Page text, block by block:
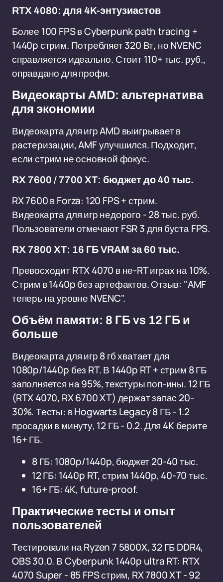
RTX 4080: для 4K-энтузиастов
Более 100 FPS в Cyberpunk path tracing +
1440p стрим. Потребляет 320 Вт, но NVENC
справляется идеально. Стоит 110+ тыс. руб.,
оправдано для профи.
Видеокарты AMD: альтернатива
для экономии
Видеокарта для игр AMD выигрывает в
растеризации, AMF улучшился. Подходит,
если стрим не основной фокус.
RX 7600 / 7700 XT: бюджет до 40 тыс.
RX 7600 в Forza: 120 FPS + стрим.
Видеокарта для игр недорого - 28 тыс. руб.
Пользователи отмечают FSR 3 для буста FPS.
RX 7800 XT: 16 ГБ VRAM за 60 тыс.
Превосходит RTX 4070 в не-RT играх на 10%.
Стрим в 1440p без артефактов. Отзыв: "AMF
теперь на уровне NVENC".
Объём памяти: 8 ГБ vs 12 ГБ и
больше
Видеокарта для игр 8 гб хватает для
1080p/1440p без RT. В 1440p RT + стрим 8 ГБ
заполняется на 95%, текстуры поп-ины. 12 ГБ
(RTX 4070, RX 6700 XT) держат запас 20-
30%. Тесты: в Hogwarts Legacy 8 ГБ - 1.2
просадки в минуту, 12 ГБ - 0.2. Для 4K берите
16+ ГБ.
8 ГБ: 1080p/1440p, бюджет 20-40 тыс.
12 ГБ: 1440p RT, стрим 1440p, 40-70 тыс.
16+ ГБ: 4K, future-proof.
Практические тесты и опыт
пользователей
Тестировали на Ryzen 7 5800X, 32 ГБ DDR4,
OBS 30.0. В Cyberpunk 1440p ultra RT: RTX
4070 Super - 85 FPS стрим, RX 7800 XT - 92